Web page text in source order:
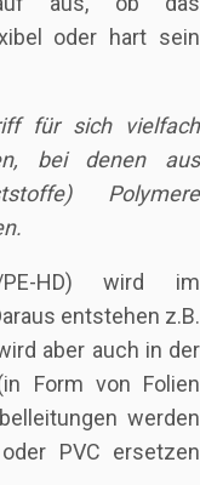
oder hart sein
für sich vielfach
bei denen aus
Polymere
PE-HD) wird im
entstehen z.B.
aber auch in der
Form von Folien
werden
PVC ersetzen